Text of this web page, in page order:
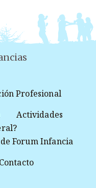
Profesional
Actividades
Forum Infancia
Contacto